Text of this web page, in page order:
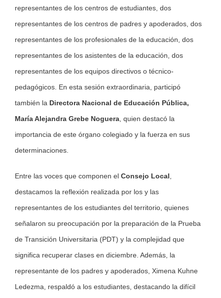
representantes de los centros de estudiantes, dos
representantes de los centros de padres y apoderados, dos
representantes de los profesionales de la educación, dos
representantes de los asistentes de la educación, dos
representantes de los equipos directivos o técnico-
pedagógicos. En esta sesión extraordinaria, participó
también la Directora Nacional de Educación Pública,
María Alejandra Grebe Noguera , quien destacó la
importancia de este órgano colegiado y la fuerza en sus
determinaciones.
Entre las voces que componen el Consejo Local
destacamos la reflexión realizada por los y las
representantes de los estudiantes del territorio, quienes
señalaron su preocupación por la preparación de la Prueba
de Transición Universitaria (PDT) y la complejidad que
significa recuperar clases en diciembre. Además, la
representante de los padres y apoderados, Ximena Kuhne
Ledezma, respaldó a los estudiantes, destacando la difícil